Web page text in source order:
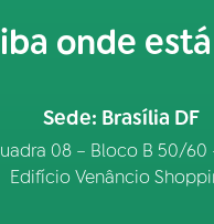
onde está
Sede: Brasília DF
08 – Bloco B 50/60
Edifício Venâncio